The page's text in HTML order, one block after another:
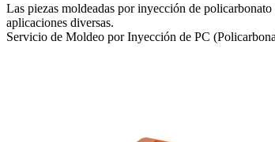
Las piezas moldeadas por inyección de
aplicaciones diversas.
Servicio de Moldeo por Inyección de PC